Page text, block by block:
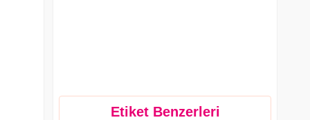
Etiket Benzerleri